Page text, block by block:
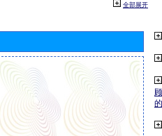
全部展开